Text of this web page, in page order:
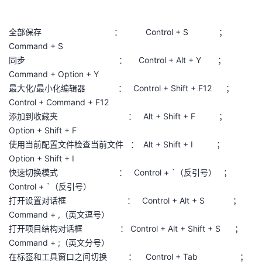
子
直
播
的
活
动
我
的
关
注
我
的
开
发
者
学
堂
我
的
Programs
我
的
支
持
我
全部保存 ： Control + S ；
Command + S
同步 ： Control + Alt + Y ；
Command + Option + Y
最大化/最小化编辑器 ： Control + Shift + F12 ；
Control + Command + F12
添加到收藏夹 ： Alt + Shift + F ；
Option + Shift + F
使用当前配置文件检查当前文件 ： Alt + Shift + I ；
Option + Shift + I
快速切换模式 ： Control + `（反引号） ；
Control + `（反引号）
打开设置对话框 ： Control + Alt + S ；
Command + ,（英文逗号）
打开项目结构对话框 ： Control + Alt + Shift + S ；
Command + ;（英文分号）
在标签和工具窗口之间切换 ： Control + Tab ；